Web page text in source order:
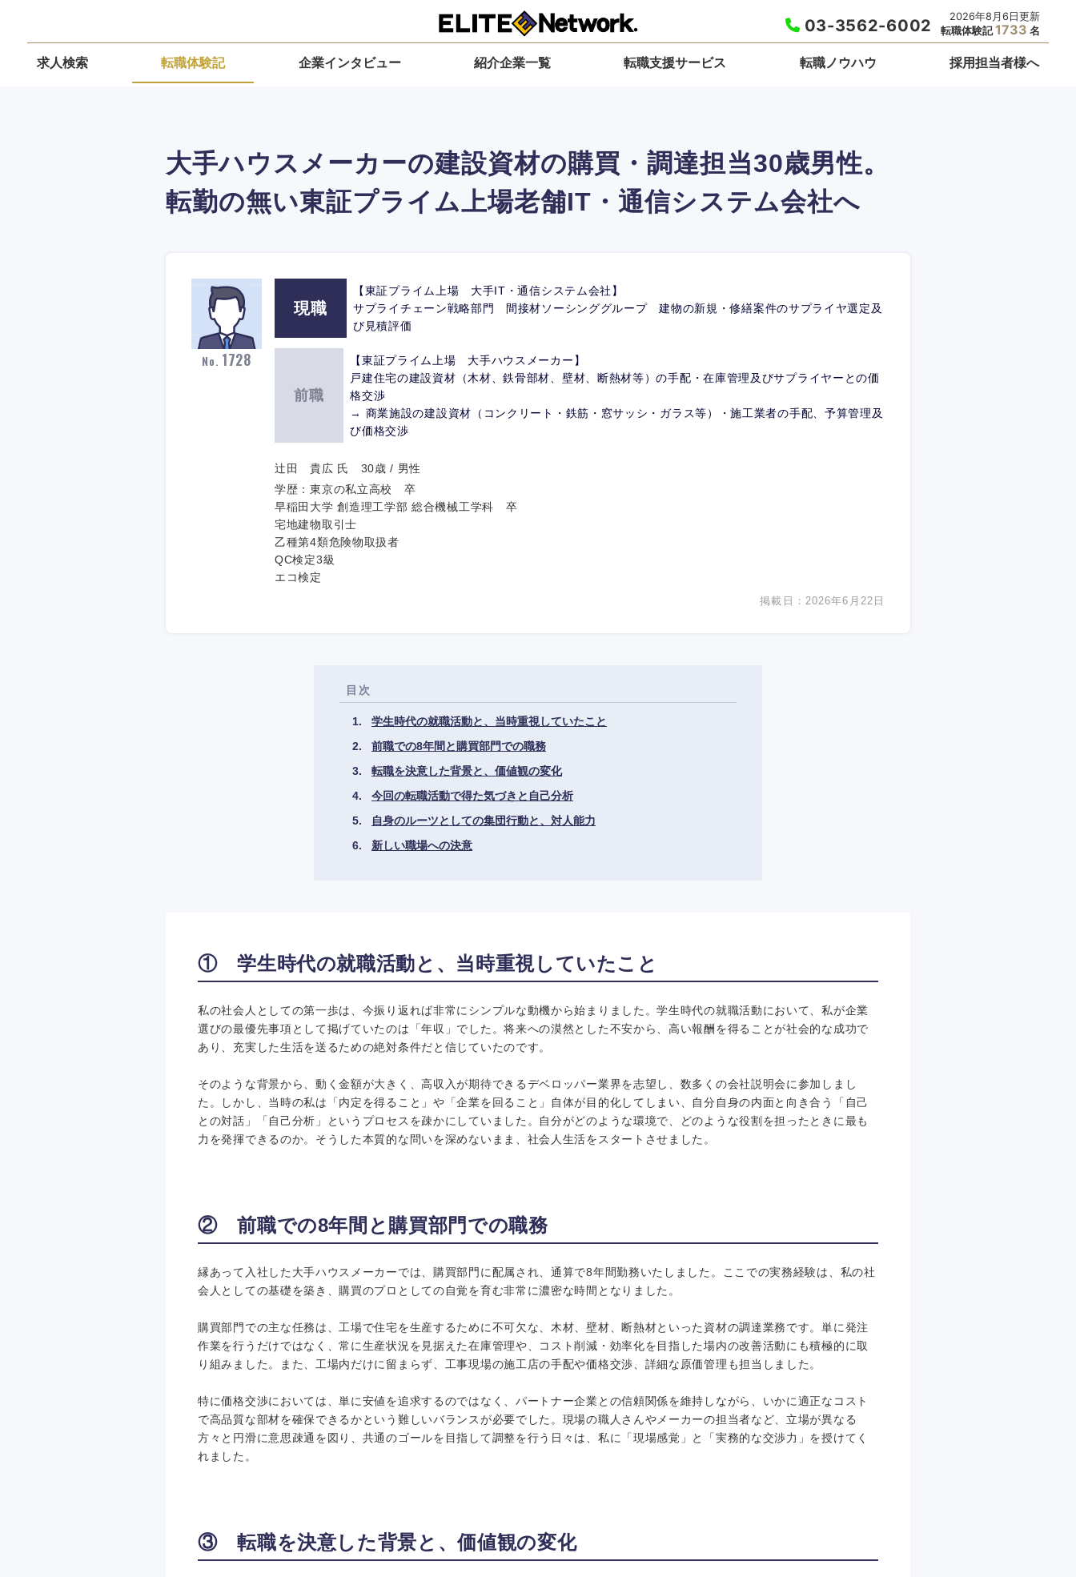
2026年8月6日更新
転職体験記1733 名
03-3562-6002
求人検索 転職体験記 企業インタビュー 紹介企業一覧 転職支援サービス 転職ノウハウ 採用担当者様へ
大手ハウスメーカーの建設資材の購買・調達担当30歳男性。
転勤の無い東証プライム上場老舗IT・通信システム会社へ
No. 1728
現職
【東証プライム上場 大手IT・通信システム会社】
サプライチェーン戦略部門 間接材ソーシンググループ 建物の新規・修繕案件のサプライヤ選定及
び見積評価
前職
【東証プライム上場 大手ハウスメーカー】
戸建住宅の建設資材（木材、鉄骨部材、壁材、断熱材等）の手配・在庫管理及びサプライヤーとの価
格交渉
→ 商業施設の建設資材（コンクリート・鉄筋・窓サッシ・ガラス等）・施工業者の手配、予算管理及
び価格交渉
辻田 貴広 氏 30歳 / 男性
学歴：東京の私立高校 卒
早稲田大学 創造理工学部 総合機械工学科 卒
宅地建物取引士
乙種第4類危険物取扱者
QC検定3級
エコ検定
掲載日：2026年6月22日
目次
学生時代の就職活動と、当時重視していたこと
前職での8年間と購買部門での職務
転職を決意した背景と、価値観の変化
今回の転職活動で得た気づきと自己分析
自身のルーツとしての集団行動と、対人能力
新しい職場への決意
① 学生時代の就職活動と、当時重視していたこと
私の社会人としての第一歩は、今振り返れば非常にシンプルな動機から始まりました。学生時代の就職活動において、私が企業
選びの最優先事項として掲げていたのは「年収」でした。将来への漠然とした不安から、高い報酬を得ることが社会的な成功で
あり、充実した生活を送るための絶対条件だと信じていたのです。
そのような背景から、動く金額が大きく、高収入が期待できるデベロッパー業界を志望し、数多くの会社説明会に参加しまし
た。しかし、当時の私は「内定を得ること」や「企業を回ること」自体が目的化してしまい、自分自身の内面と向き合う「自己
との対話」「自己分析」というプロセスを疎かにしていました。自分がどのような環境で、どのような役割を担ったときに最も
力を発揮できるのか。そうした本質的な問いを深めないまま、社会人生活をスタートさせました。
② 前職での8年間と購買部門での職務
縁あって入社した大手ハウスメーカーでは、購買部門に配属され、通算で8年間勤務いたしました。ここでの実務経験は、私の社
会人としての基礎を築き、購買のプロとしての自覚を育む非常に濃密な時間となりました。
購買部門での主な任務は、工場で住宅を生産するために不可欠な、木材、壁材、断熱材といった資材の調達業務です。単に発注
作業を行うだけではなく、常に生産状況を見据えた在庫管理や、コスト削減・効率化を目指した場内の改善活動にも積極的に取
り組みました。また、工場内だけに留まらず、工事現場の施工店の手配や価格交渉、詳細な原価管理も担当しました。
特に価格交渉においては、単に安値を追求するのではなく、パートナー企業との信頼関係を維持しながら、いかに適正なコスト
で高品質な部材を確保できるかという難しいバランスが必要でした。現場の職人さんやメーカーの担当者など、立場が異なる
方々と円滑に意思疎通を図り、共通のゴールを目指して調整を行う日々は、私に「現場感覚」と「実務的な交渉力」を授けてく
れました。
③ 転職を決意した背景と、価値観の変化